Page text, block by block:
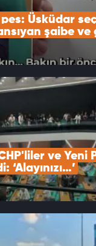
pes: Üsküdar
şaibe ve
ve Yeni